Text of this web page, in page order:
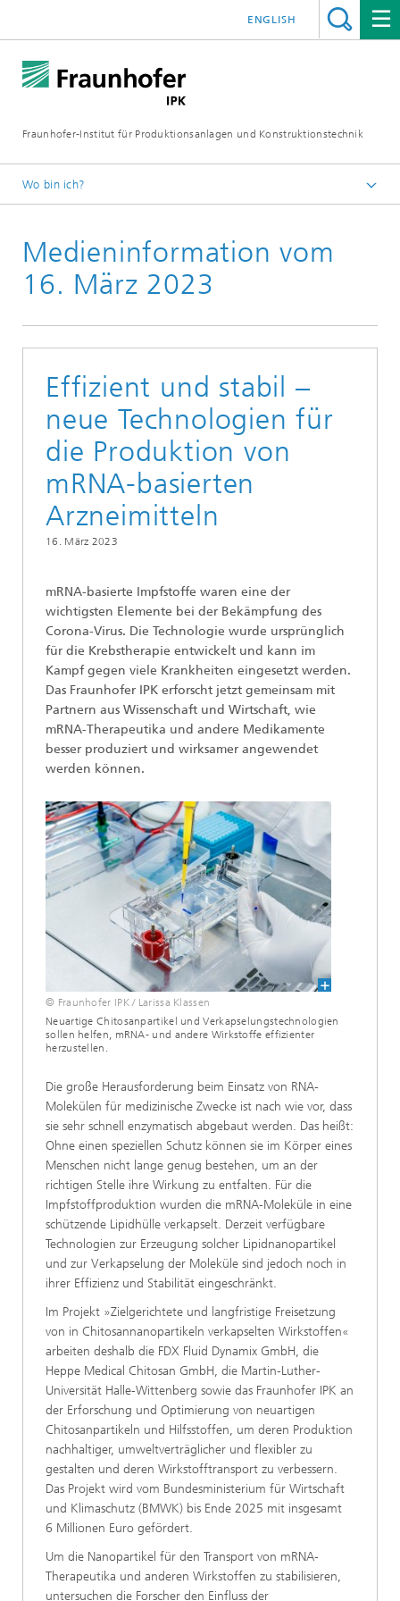
Fraunhofer-Institut für Produktionsanlagen und Konstruktionstechnik
ENGLISH
Wo bin ich?
Medien
Medieninformationen
Medieninformation vom
16. März 2023
Effizient und stabil –
neue Technologien für
die Produktion von
mRNA-basierten
Arzneimitteln
16. März 2023
mRNA-basierte Impfstoffe waren eine der
wichtigsten Elemente bei der Bekämpfung des
Corona-Virus. Die Technologie wurde ursprünglich
für die Krebstherapie entwickelt und kann im
Kampf gegen viele Krankheiten eingesetzt werden.
Das Fraunhofer IPK erforscht jetzt gemeinsam mit
Partnern aus Wissenschaft und Wirtschaft, wie
mRNA-Therapeutika und andere Medikamente
besser produziert und wirksamer angewendet
werden können.
© Fraunhofer IPK / Larissa Klassen
Neuartige Chitosanpartikel und Verkapselungstechnologien
sollen helfen, mRNA- und andere Wirkstoffe effizienter
herzustellen.
Die große Herausforderung beim Einsatz von RNA-
Molekülen für medizinische Zwecke ist nach wie vor, dass
sie sehr schnell enzymatisch abgebaut werden. Das heißt:
Ohne einen speziellen Schutz können sie im Körper eines
Menschen nicht lange genug bestehen, um an der
richtigen Stelle ihre Wirkung zu entfalten. Für die
Impfstoffproduktion wurden die mRNA-Moleküle in eine
schützende Lipidhülle verkapselt. Derzeit verfügbare
Technologien zur Erzeugung solcher Lipidnanopartikel
und zur Verkapselung der Moleküle sind jedoch noch in
ihrer Effizienz und Stabilität eingeschränkt.
Im Projekt »Zielgerichtete und langfristige Freisetzung
von in Chitosannanopartikeln verkapselten Wirkstoffen«
arbeiten deshalb die FDX Fluid Dynamix GmbH, die
Heppe Medical Chitosan GmbH, die Martin-Luther-
Universität Halle-Wittenberg sowie das Fraunhofer IPK an
der Erforschung und Optimierung von neuartigen
Chitosanpartikeln und Hilfsstoffen, um deren Produktion
nachhaltiger, umweltverträglicher und flexibler zu
gestalten und deren Wirkstofftransport zu verbessern.
Das Projekt wird vom Bundesministerium für Wirtschaft
und Klimaschutz (BMWK) bis Ende 2025 mit insgesamt
6 Millionen Euro gefördert.
Um die Nanopartikel für den Transport von mRNA-
Therapeutika und anderen Wirkstoffen zu stabilisieren,
untersuchen die Forscher den Einfluss der